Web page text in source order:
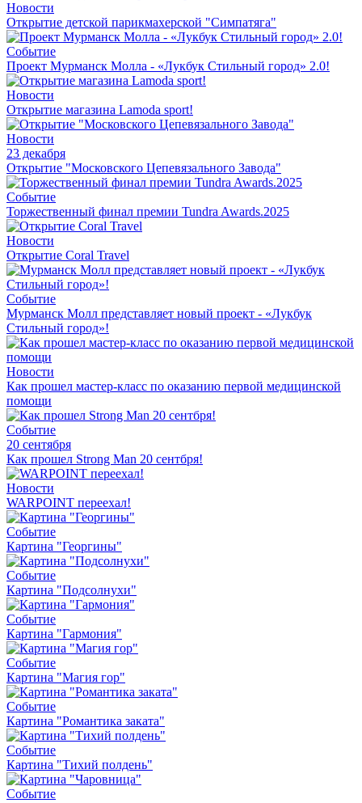
Новости
Открытие детской парикмахерской "Симпатяга"
Событие
Проект Мурманск Молла - «Лукбук Стильный город» 2.0!
Новости
Открытие магазина Lamoda sport!
Новости
23 декабря
Открытие "Московского Цепевязального Завода"
Событие
Торжественный финал премии Tundra Awards.2025
Новости
Открытие Coral Travel
Событие
Мурманск Молл представляет новый проект - «Лукбук
Стильный город»!
Новости
Как прошел мастер-класс по оказанию первой медицинской
помощи
Событие
20 сентября
Как прошел Strong Man 20 сентбря!
Новости
WARPOINT переехал!
Событие
Картина "Георгины"
Событие
Картина "Подсолнухи"
Событие
Картина "Гармония"
Событие
Картина "Магия гор"
Событие
Картина "Романтика заката"
Событие
Картина "Тихий полдень"
Событие